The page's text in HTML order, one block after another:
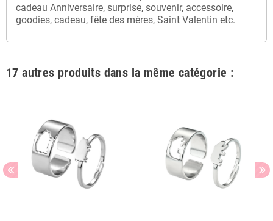
cadeau Anniversaire, surprise, souvenir, accessoire,
goodies, cadeau, fête des mères, Saint Valentin etc.
17 autres produits dans la même catégorie :